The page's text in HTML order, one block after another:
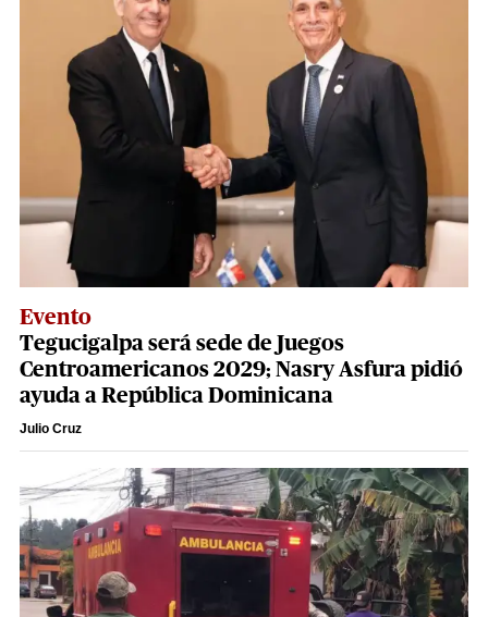
Evento
Tegucigalpa será sede de Juegos
Centroamericanos 2029; Nasry Asfura pidió
ayuda a República Dominicana
Julio Cruz